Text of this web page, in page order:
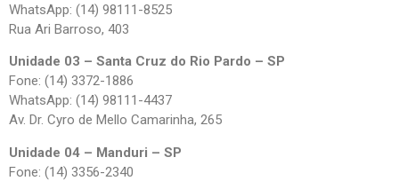
WhatsApp: (14) 98111-8525
Rua Ari Barroso, 403
Unidade 03 – Santa Cruz do Rio Pardo – SP
Fone: (14) 3372-1886
WhatsApp: (14) 98111-4437
Av. Dr. Cyro de Mello Camarinha, 265
Unidade 04 – Manduri – SP
Fone: (14) 3356-2340